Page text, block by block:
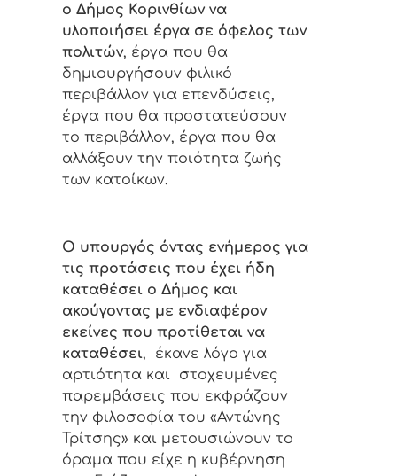
ο Δήμος Κορινθίων να
υλοποιήσει έργα σε όφελος των
πολιτών, έργα που θα
δημιουργήσουν φιλικό
περιβάλλον για επενδύσεις,
έργα που θα προστατεύσουν
το περιβάλλον, έργα που θα
αλλάξουν την ποιότητα ζωής
των κατοίκων.
Ο υπουργός όντας ενήμερος για
τις προτάσεις που έχει ήδη
καταθέσει ο Δήμος και
ακούγοντας με ενδιαφέρον
εκείνες που προτίθεται να
καταθέσει, έκανε λόγο για
αρτιότητα και στοχευμένες
παρεμβάσεις που εκφράζουν
την φιλοσοφία του «Αντώνης
Τρίτσης» και μετουσιώνουν το
όραμα που είχε η κυβέρνηση